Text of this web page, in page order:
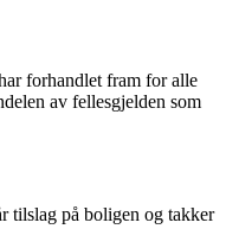
forhandlet fram for alle
av fellesgjelden som
tilslag på boligen og takker